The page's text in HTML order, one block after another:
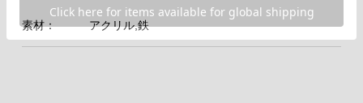
素材： アクリル,鉄